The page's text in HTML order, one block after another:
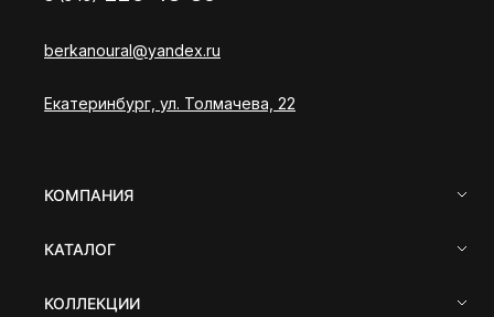
berkanoural@yandex.ru
Екатеринбург, ул. Толмачева, 22
КОМПАНИЯ
КАТАЛОГ
КОЛЛЕКЦИИ